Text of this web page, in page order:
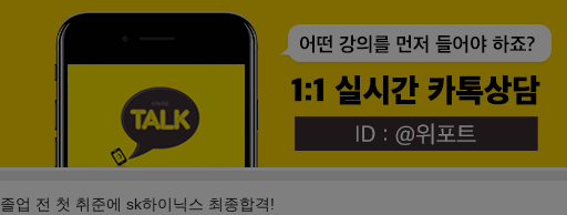
졸업 전 첫 취준에 sk하이닉스 최종합격!